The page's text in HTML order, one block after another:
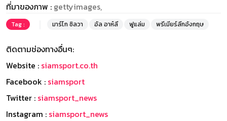
ที่มาของภาพ : gettyimages,
Tag : มาร์โก ซิลวา อัล อาห์ลี ฟูแล่ม พรีเมียร์ลีกอังกฤษ
ติดตามช่องทางอื่นๆ:
Website : siamsport.co.th
Facebook : siamsport
Twitter : siamsport_news
Instagram : siamsport_news